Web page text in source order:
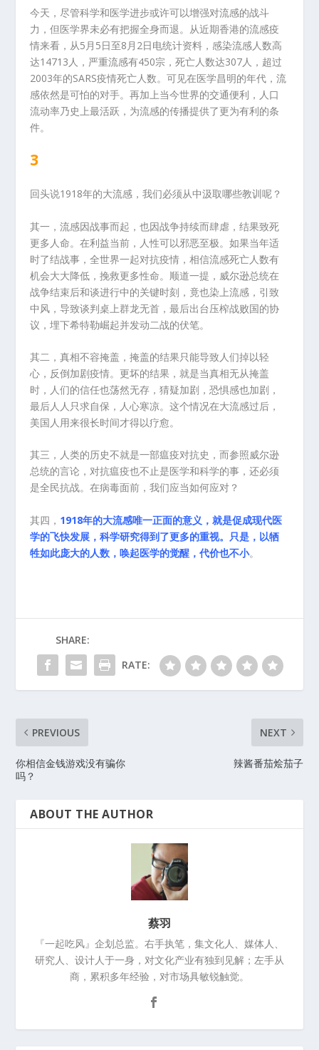
今天，尽管科学和医学进步或许可以增强对流感的战斗
力，但医学界未必有把握全身而退。从近期香港的流感疫
情来看，从5月5日至8月2日电统计资料，感染流感人数高
达14713人，严重流感有450宗，死亡人数达307人，超过
2003年的SARS疫情死亡人数。可见在医学昌明的年代，流
感依然是可怕的对手。再加上当今世界的交通便利，人口
流动率乃史上最活跃，为流感的传播提供了更为有利的条
件。
3
回头说1918年的大流感，我们必须从中汲取哪些教训呢？
其一，流感因战事而起，也因战争持续而肆虐，结果致死
更多人命。在利益当前，人性可以邪恶至极。如果当年适
时了结战事，全世界一起对抗疫情，相信流感死亡人数有
机会大大降低，挽救更多性命。顺道一提，威尔逊总统在
战争结束后和谈进行中的关键时刻，竟也染上流感，引致
中风，导致谈判桌上群龙无首，最后出台压榨战败国的协
议，埋下希特勒崛起并发动二战的伏笔。
其二，真相不容掩盖，掩盖的结果只能导致人们掉以轻
心，反倒加剧疫情。更坏的结果，就是当真相无从掩盖
时，人们的信任也荡然无存，猜疑加剧，恐惧感也加剧，
最后人人只求自保，人心寒凉。这个情况在大流感过后，
美国人用来很长时间才得以疗愈。
其三，人类的历史不就是一部瘟疫对抗史，而参照威尔逊
总统的言论，对抗瘟疫也不止是医学和科学的事，还必须
是全民抗战。在病毒面前，我们应当如何应对？
其四， 1918年的大流感唯一正面的意义，就是促成现代医
学的飞快发展，科学研究得到了更多的重视。只是，以牺
牲如此庞大的人数，唤起医学的觉醒，代价也不小。
SHARE:
RATE:
PREVIOUS
你相信金钱游戏没有骗你
吗？
NEXT
辣酱番茄烩茄子
ABOUT THE AUTHOR
蔡羽
『一起吃风』企划总监。右手执笔，集文化人、媒体人、
研究人、设计人于一身，对文化产业有独到见解；左手从
商，累积多年经验，对市场具敏锐触觉。